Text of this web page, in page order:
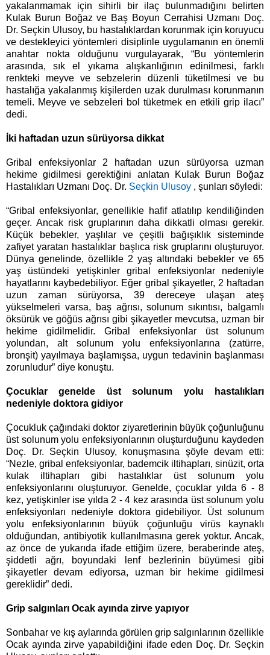
yakalanmamak için sihirli bir ilaç bulunmadığını belirten
Kulak Burun Boğaz ve Baş Boyun Cerrahisi Uzmanı Doç.
Dr. Seçkin Ulusoy, bu hastalıklardan korunmak için koruyucu
ve destekleyici yöntemleri disiplinle uygulamanın en önemli
anahtar nokta olduğunu vurgulayarak, “Bu yöntemlerin
arasında, sık el yıkama alışkanlığının edinilmesi, farklı
renkteki meyve ve sebzelerin düzenli tüketilmesi ve bu
hastalığa yakalanmış kişilerden uzak durulması korunmanın
temeli. Meyve ve sebzeleri bol tüketmek en etkili grip ilacı”
dedi.
İki haftadan uzun sürüyorsa dikkat
Gribal enfeksiyonlar 2 haftadan uzun sürüyorsa uzman
hekime gidilmesi gerektiğini anlatan Kulak Burun Boğaz
Hastalıkları Uzmanı Doç. Dr. Seçkin Ulusoy , şunları söyledi:
“Gribal enfeksiyonlar, genellikle hafif atlatılıp kendiliğinden
geçer. Ancak risk gruplarının daha dikkatli olması gerekir.
Küçük bebekler, yaşlılar ve çeşitli bağışıklık sisteminde
zafiyet yaratan hastalıklar başlıca risk gruplarını oluşturuyor.
Dünya genelinde, özellikle 2 yaş altındaki bebekler ve 65
yaş üstündeki yetişkinler gribal enfeksiyonlar nedeniyle
hayatlarını kaybedebiliyor. Eğer gribal şikayetler, 2 haftadan
uzun zaman sürüyorsa, 39 dereceye ulaşan ateş
yükselmeleri varsa, baş ağrısı, solunum sıkıntısı, balgamlı
öksürük ve göğüs ağrısı gibi şikayetler mevcutsa, uzman bir
hekime gidilmelidir. Gribal enfeksiyonlar üst solunum
yolundan, alt solunum yolu enfeksiyonlarına (zatürre,
bronşit) yayılmaya başlamışsa, uygun tedavinin başlanması
zorunludur” diye konuştu.
Çocuklar genelde üst solunum yolu hastalıkları
nedeniyle doktora gidiyor
Çocukluk çağındaki doktor ziyaretlerinin büyük çoğunluğunu
üst solunum yolu enfeksiyonlarının oluşturduğunu kaydeden
Doç. Dr. Seçkin Ulusoy, konuşmasına şöyle devam etti:
“Nezle, gribal enfeksiyonlar, bademcik iltihapları, sinüzit, orta
kulak iltihapları gibi hastalıklar üst solunum yolu
enfeksiyonlarını oluşturuyor. Genelde, çocuklar yılda 6 - 8
kez, yetişkinler ise yılda 2 - 4 kez arasında üst solunum yolu
enfeksiyonları nedeniyle doktora gidebiliyor. Üst solunum
yolu enfeksiyonlarının büyük çoğunluğu virüs kaynaklı
olduğundan, antibiyotik kullanılmasına gerek yoktur. Ancak,
az önce de yukarıda ifade ettiğim üzere, beraberinde ateş,
şiddetli ağrı, boyundaki lenf bezlerinin büyümesi gibi
şikayetler devam ediyorsa, uzman bir hekime gidilmesi
gereklidir” dedi.
Grip salgınları Ocak ayında zirve yapıyor
Sonbahar ve kış aylarında görülen grip salgınlarının özellikle
Ocak ayında zirve yapabildiğini ifade eden Doç. Dr. Seçkin